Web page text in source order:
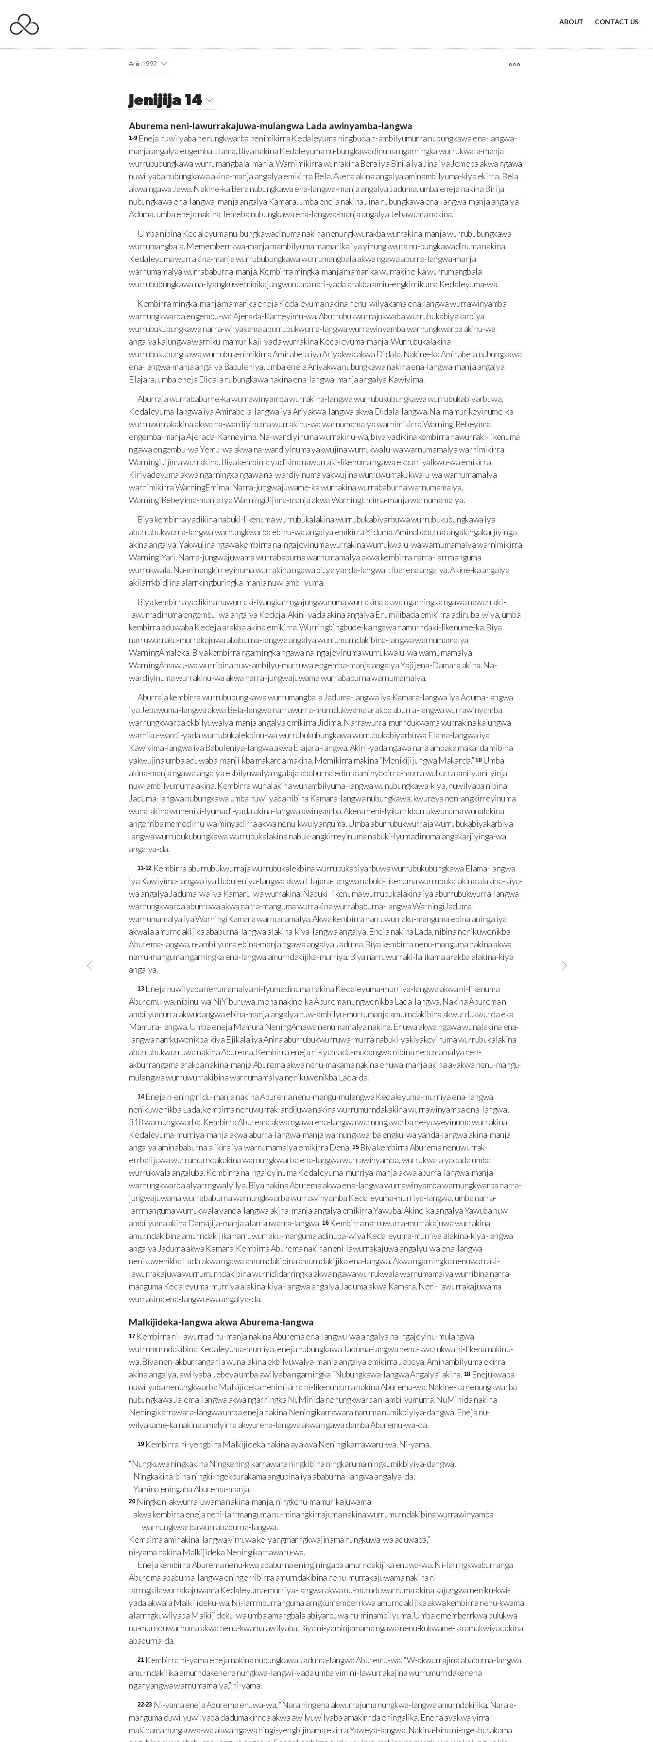
ABOUT CONTACT US
Anin1992
Jenijija 14
Aburema neni-lawurrakajuwa-mulangwa Lada awinyamba-langwa
1-9 Eneja nuwilyaba nenungkwarba nenimikirra Kedaleyuma ningbuda n-ambilyumurra nubungkawa ena-langwa-
manja angalya engemba Elama. Biya nakina Kedaleyuma nu-bungkawadinuma ngarningka wurrukwala-manja
wurrububungkawa wurrumangbala-manja. Warnimikirra wurrakina Bera iya Birija iya Jina iya Jemeba akwa ngawa
nuwilyaba nubungkawa akina-manja angalya emikirra Bela. Akena akina angalya aminambilyuma-kiya ekirra, Bela
akwa ngawa Jawa. Nakine-ka Bera nubungkawa ena-langwa-manja angalya Jaduma, umba eneja nakina Birija
nubungkawa ena-langwa-manja angalya Kamara, umba eneja nakina Jina nubungkawa ena-langwa-manja angalya
Aduma, umba eneja nakina Jemeba nubungkawa ena-langwa-manja angalya Jebawuma nakina.
Umba nibina Kedaleyuma nu-bungkawadinuma nakina nenungkwurakba wurrakina-manja wurrububungkawa
wurrumangbala. Mememberrkwa-manja mambilyuma mamarika iya yinungkwura nu-bungkawadinuma nakina
Kedaleyuma wurrakina-manja wurrububungkawa wurrumangbala akwa ngawa aburra-langwa-manja
warnumamalya wurrababurna-manja. Kembirra mingka-manja mamarika wurrakine-ka wurrumangbala
wurrububungkawa na-lyangkuwerribikajungwunuma nari-yada arakba amin-engkirrikuma Kedaleyuma-wa.
Kembirra mingka-manja mamarika eneja Kedaleyuma nakina nenu-wilyakama ena-langwa wurrawinyamba
warnungkwarba engembu-wa Ajerada-Karneyimu-wa. Aburrubukwurrajukwaba wurrubukabiyakarbiya
wurrubukubungkawa narra-wilyakama aburrubukwurra-langwa wurrawinyamba warnungkwarba akinu-wa
angalya kajungwa warniku-mamurikaji-yada wurrakina Kedaleyuma-manja. Wurrubukalakina
wurrubukubungkawa wurrubukenimikirra Amirabela iya Ariyakwa akwa Didala. Nakine-ka Amirabela nubungkawa
ena-langwa-manja angalya Babuleniya, umba eneja Ariyakwa nubungkawa nakina ena-langwa-manja angalya
Elajara, umba eneja Didala nubungkawa nakina ena-langwa-manja angalya Kawiyima.
Aburraja wurrababurne-ka wurrawinyamba wurrakina-langwa wurrubukubungkawa wurrubukabiyarbuwa,
Kedaleyuma-langwa iya Amirabela-langwa iya Ariyakwa-langwa akwa Didala-langwa. Na-mamurikeyinume-ka
wurruwurrakakina akwa na-wardiyinuma wurrakinu-wa warnumamalya warnimikirra WarningiRebeyima
engemba-manja Ajerada-Karneyima. Na-wardiyinuma wurrakinu-wa, biya yadikina kembirra nawurraki-likenuma
ngawa engembu-wa Yemu-wa akwa na-wardiyinuma yakwujina wurrukwalu-wa warnumamalya warnimikirra
WarningiJijima wurrakina. Biya kembirra yadikina nawurraki-likenuma ngawa ekburriyalkwu-wa emikirra
Kiriyadeyuma akwa ngarningka ngawa na-wardiyinuma yakwujina wurruwurrakukwalu-wa warnumamalya
warnimikirra WarningEmima. Narra-jungwajuwame-ka wurrakina wurrababurna warnumamalya,
WarningiRebeyima-manja iya WarningiJijima-manja akwa WarningEmima-manja warnumamalya.
Biya kembirra yadikina nabuki-likenuma wurrubukalakina wurrubukabiyarbuwa wurrubukubungkawa iya
aburrubukwurra-langwa warnungkwarba ebinu-wa angalya emikirra Yiduma. Aminababurna angakingakarjiyinga
akina angalya. Yakwujina ngawa kembirra na-ngajeyinuma wurrakina wurrukwalu-wa warnumamalya warnimikirra
WarningiYari. Narra-jungwajuwama wurrababurna warnumamalya akwa kembirra narra-larrmanguma
wurrukwala. Na-minangkirreyinuma wurrakina ngawa bi...ya yanda-langwa Elbarena angalya. Akine-ka angalya
akilarrkbidjina alarrkingburingka-manja nuw-ambilyuma.
Biya kembirra yadikina nawurraki-lyangkarrngajungwunuma wurrakina akwa ngarningka ngawa nawurraki-
lawurradinuma engembu-wa angalya Kedeja. Akini-yada akina angalya Enumijibada emikirra adinuba-wiya, umba
kembirra aduwaba Kedeja arakba akina emikirra. Wurringbingbude-ka ngawa namurndaki-likenume-ka. Biya
narruwurraku-murrakajuwa ababurna-langwa angalya wurrumurndakibina-langwa warnumamalya
WarningAmaleka. Biya kembirra ngarningka ngawa na-ngajeyinuma wurrukwalu-wa warnumamalya
WarningAmawu-wa wurribina nuw-ambilyu-murruwa engemba-manja angalya Yajijena-Damara akina. Na-
wardiyinuma wurrakinu-wa akwa narra-jungwajuwama wurrababurna warnumamalya.
Aburraja kembirra wurrububungkawa wurrumangbala Jaduma-langwa iya Kamara-langwa iya Aduma-langwa
iya Jebawuma-langwa akwa Bela-langwa narrawurra-murndukwama arakba aburra-langwa wurrawinyamba
warnungkwarba ekbilyuwalya-manja angalya emikirra Jidima. Narrawurra-murndukwama wurrakina kajungwa
warniku-wardi-yada wurrubukalekbinu-wa wurrubukubungkawa wurrubukabiyarbuwa Elama-langwa iya
Kawiyima-langwa iya Babuleniya-langwa akwa Elajara-langwa. Akini-yada ngawa nara ambaka makarda mibina
yakwujina umba aduwaba-manji-kba makarda makina. Memikirra makina “Menikijijungwa Makarda.” 10 Umba
akina-manja ngawa angalya ekbilyuwalya ngalaja ababurna edirra aminyadirra-murra wuburra amilyumilyinja
nuw-ambilyumurra akina. Kembirra wunalakina wunambilyuma-langwa wunubungkawa-kiya, nuwilyaba nibina
Jaduma-langwa nubungkawa umba nuwilyaba nibina Kamara-langwa nubungkawa, kwureya nen-angkirreyinuma
wunalakina wuneniki-lyumadi-yada akina-langwa awinyamba. Akena neni-lyikarrkburrukwunuma wunalakina
angerriba memedirru-wa minyadirra akwa nenu-kwulyanguma. Umba aburrubukwurraja wurrubukabiyakarbiya-
langwa wurrubukubungkawa wurrubukalakina nabuk-angkirreyinuma nabuki-lyumadinuma angakarjiyinga-wa
angalya-da.
11-12 Kembirra aburrubukwurraja wurrubukalekbina wurrubukabiyarbuwa wurrubukubungkawa Elama-langwa
iya Kawiyima-langwa iya Babuleniya-langwa akwa Elajara-langwa nabuki-likenuma wurrubukalakina alakina-kiya-
wa angalya Jaduma-wa iya Kamaru-wa wurrakina. Nabuki-likenuma wurrubukalakina iya aburrubukwurra-langwa
warnungkwarba aburruwa akwa narra-manguma wurrakina wurrababurna-langwa WarningiJaduma
warnumamalya iya WarningiKamara warnumamalya. Akwa kembirra narruwurraku-manguma ebina aninga iya
akwala amurndakijika ababurna-langwa alakina-kiya-langwa angalya. Eneja nakina Lada, nibina nenikuwenikba
Aburema-langwa, n-ambilyuma ebina-manja ngawa angalya Jaduma. Biya kembirra nenu-manguma nakina akwa
narru-manguma ngarningka ena-langwa amurndakijika-murriya. Biya narruwurraki-lalikama arakba alakina-kiya
angalya.
13 Eneja nuwilyaba nenumamalya ni-lyumadinuma nakina Kedaleyuma-murriya-langwa akwa ni-likenuma
Aburemu-wa, nibinu-wa NiYiburuwa, mena nakine-ka Aburema nungwenikba Lada-langwa. Nakina Aburema n-
ambilyumurra akwudangwa ebina-manja angalya nuw-ambilyu-murrumanja amurndakibina akwurdukwurda eka
Mamura-langwa. Umba eneja Mamura NeningAmawa nenumamalya nakina. Enuwa akwa ngawa wunalakina ena-
langwa narrkuwenikba-kiya Ejikala iya Anira aburrubukwurruwa-murra nabuki-yakiyakeyinuma wurrubukalakina
aburrubukwurruwa nakina Aburema. Kembirra eneja ni-lyumadu-mudangwa nibina nenumamalya nen-
akburrangama arakba nakina-manja Aburema akwa nenu-makama nakina enuwa-manja akina ayakwa nenu-mangu-
mulangwa wurruwurrakibina warnumamalya nenikuwenikba Lada-da.
14 Eneja n-eningmidu-manja nakina Aburema nenu-mangu-mulangwa Kedaleyuma-murriya ena-langwa
nenikuwenikba Lada, kembirra nenuwurrak-ardijuwa nakina wurrumurndakakina wurrawinyamba ena-langwa,
318 warnungkwarba. Kembirra Aburema akwa ngawa ena-langwa warnungkwarba ne-yuweyinuma wurrakina
Kedaleyuma-murriya-manja akwa aburra-langwa-manja warnungkwarba engku-wa yanda-langwa akina-manja
angalya aminababurna alikira iya warnumamalya emikirra Dena. 15 Biya kembirra Aburema nenuwurrak-
errbalijuwa wurrumurndakakina warnungkwarba ena-langwa wurrawinyamba, wurrukwala yadada umba
wurrukwala angaluba. Kembirra na-ngajeyinuma Kedaleyuma-murriya-manja akwa aburra-langwa-manja
warnungkwarba alyarrngwalyilya. Biya nakina Aburema akwa ena-langwa wurrawinyamba warnungkwarba narra-
jungwajuwama wurrababurna warnungkwarba wurrawinyamba Kedaleyuma-murriya-langwa, umba narra-
larrmanguma wurrukwala yanda-langwa akina-manja angalya emikirra Yawuba. Akine-ka angalya Yawuba nuw-
ambilyuma akina Damajija-manja alarrkuwarra-langwa. 16 Kembirra narruwurra-murrakajuwa wurrakina
amurndakibina amurndakijika narruwurraku-manguma adinuba-wiya Kedaleyuma-murriya alakina-kiya-langwa
angalya Jaduma akwa Kamara. Kembirra Aburema nakina neni-lawurrakajuwa angalyu-wa ena-langwa
nenikuwenikba Lada akwa ngawa amurndakibina amurndakijika ena-langwa. Akwa ngarningka nenuwurraki-
lawurrakajuwa wurrumurndakibina wurrididarringka akwa ngawa wurrukwala warnumamalya wurribina narra-
manguma Kedaleyuma-murriya alakina-kiya-langwa angalya Jaduma akwa Kamara. Neni-lawurrakajuwama
wurrakina ena-langwu-wa angalya-da.
Malkijideka-langwa akwa Aburema-langwa
17 Kembirra ni-lawurradinu-manja nakina Aburema ena-langwu-wa angalya na-ngajeyinu-mulangwa
wurrumurndakibina Kedaleyuma-murriya, eneja nubungkawa Jaduma-langwa nenu-kwurukwa ni-likena nakinu-
wa. Biya nen-akburranganja wunalakina ekbilyuwalya-manja angalya emikirra Jebeya. Aminambilyuma ekirra
akina angalya, awilyaba Jebeya umba awilyaba ngarningka “Nubungkawa-langwa Angalya” akina. 18 Enejukwaba
nuwilyaba nenungkwarba Malkijideka nenimikirra ni-likenumurra nakina Aburemu-wa. Nakine-ka nenungkwarba
nubungkawa Jalema-langwa akwa ngarningka NuMinida nenungkwarba n-ambilyumurra. NuMinida nakina
Neningikarrawara-langwa umba eneja nakina Neningikarrawara naruma numikbiyiya-dangwa. Eneja nu-
wilyakame-ka nakina amalyirra akwurena-langwa akwa ngawa damba Aburemu-wa-da.
19 Kembirra ni-yengbina Malkijideka nakina ayakwa Neningikarrawaru-wa. Ni-yama,
“Nungkuwa ningkakina Ningkeningikarrawara ningkibina ningkaruma ningkumikbiyiya-dangwa.
Ningkakina-bina ningki-ngekburakama angubina iya ababurna-langwa angalya-da.
Yamina eningaba Aburema-manja.
20 Ningken-akwurrajuwama nakina-manja, ningkenu-mamurikajuwama
akwa kembirra eneja neni-larrmanguma nu-minangkirrajuma nakina wurrumurndakibina wurrawinyamba
warnungkwarba wurrababurna-langwa.
Kembirra aminakina-langwa yirruwa ke-yangmarngkwajinama nungkuwa-wa aduwaba,”
ni-yama nakina Malkijideka Neningikarrawaru-wa.
Eneja kembirra Aburema nenu-kwa ababurna eninginingaba amurndakijika enuwa-wa. Ni-larrngkwaburranga
Aburema ababurna-langwa eningerribirra amurndakibina nenu-murrakajuwama nakina ni-
larrngkilawurrakajuwama Kedaleyuma-murriya-langwa akwa nu-murnduwarnuma akina kajungwa neniku-kwi-
yada akwala Malkijideku-wa. Ni-larrmburranguma arngkumemberrkwa amurndakijika akwa kembirra nenu-kwama
alarrngkuwilyaba Malkijideku-wa umba amangbala abiyarbuwa nu-minambilyuma. Umba ememberrkwa bulukwa
nu-murnduwarnuma akwa nenu-kwama awilyaba. Biya ni-yaminjamama ngawa nenu-kukwame-ka amukwiyadakina
ababurna-da.
21 Kembirra ni-yama eneja nakina nubungkawa Jaduma-langwa Aburemu-wa, “W-akwurrajina ababurna-langwa
amurndakijika amurndakenena nungkwa-langwi-yada umba yimini-lawurrakajina wurrumurndakenena
nganyangwa warnumamalya,” ni-yama.
22-23 Ni-yama eneja Aburema enuwa-wa, “Nara ningena akwurrajuma nungkwa-langwa amurndakijika. Nara a-
manguma duwilyuwilyaba dadumakirnda akwa awilyuwilyaba amakirnda eningalika. Enena ayakwa yirra-
makinama nungkuwa-wa akwa ngawa ningi-yengbijinama ekirra Yaweya-langwa. Nakina-bina ni-ngekburakama